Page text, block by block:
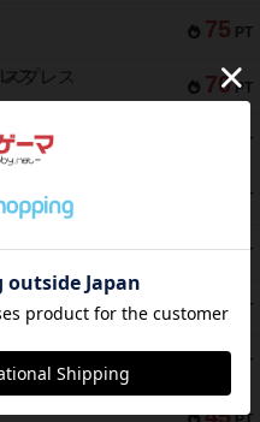
75 PT
70 PT
プレス
PT
ト！
PT
ラ・ボンバ
46 PT
45 PT
45 PT
45